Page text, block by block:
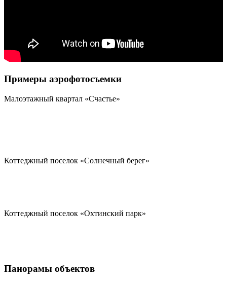
Примеры аэрофотосъемки
Малоэтажный квартал «Счастье»
Коттеджный поселок «Солнечный берег»
Коттеджный поселок «Охтинский парк»
Панорамы объектов